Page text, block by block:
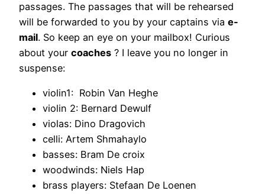
passages. The passages that will be rehearsed
will be forwarded to you by your captains via e-
mail. So keep an eye on your mailbox! Curious
about your coaches ? I leave you no longer in
suspense:
violin1: Robin Van Heghe
violin 2: Bernard Dewulf
violas: Dino Dragovich
celli: Artem Shmahaylo
basses: Bram De croix
woodwinds: Niels Hap
brass players: Stefaan De Loenen